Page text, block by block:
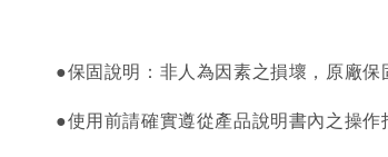
●保固說明：非人為因素之損壞，原廠
●使用前請確實遵從產品說明書內之操作